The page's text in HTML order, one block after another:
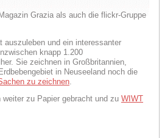
Grazia als auch die flickr-Gruppe
und ein interessanter
knapp 1.200
Sie zeichnen in Großbritannien,
in Neuseeland noch die
zu zeichnen
zu Papier gebracht und zu WIWT